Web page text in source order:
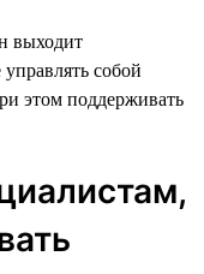
выходит
собой
этом поддерживать